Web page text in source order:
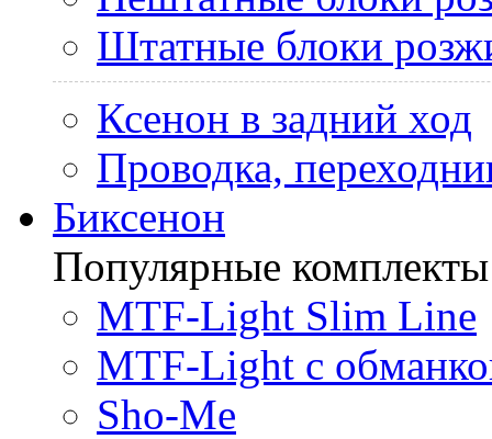
Штатные блоки
Ксенон в задний ход
Проводка,
Биксенон
Популярные комплекты
MTF-Light Slim Line
MTF-Light с
Sho-Me